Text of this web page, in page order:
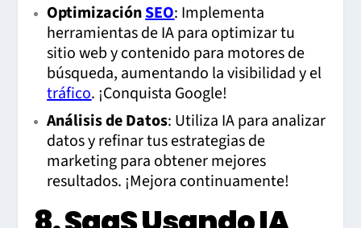
OptimizaciónSEO: Implementa
herramientas de IA para optimizar tu
sitio web y contenido para motores de
búsqueda, aumentando la visibilidad y el
tráfico. ¡Conquista Google!
Análisis de Datos: Utiliza IA para analizar
datos y refinar tus estrategias de
marketing para obtener mejores
resultados. ¡Mejora continuamente!